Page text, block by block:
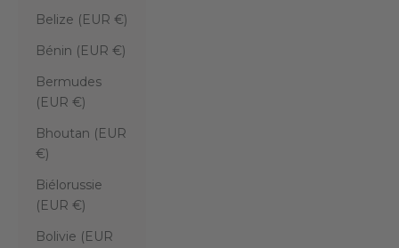
Belize (EUR €)
Bénin (EUR €)
Bermudes
(EUR €)
Bhoutan (EUR
€)
Biélorussie
(EUR €)
Bolivie (EUR